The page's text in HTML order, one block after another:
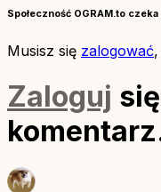
Społeczność OGRAM.to
Musisz się zalogować
Zaloguj